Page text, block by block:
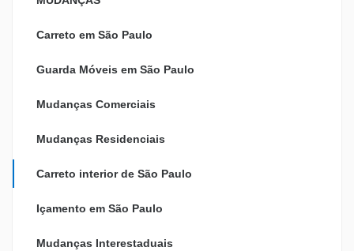
Carreto em São Paulo
Guarda Móveis em São Paulo
Mudanças Comerciais
Mudanças Residenciais
Carreto interior de São Paulo
Içamento em São Paulo
Mudanças Interestaduais